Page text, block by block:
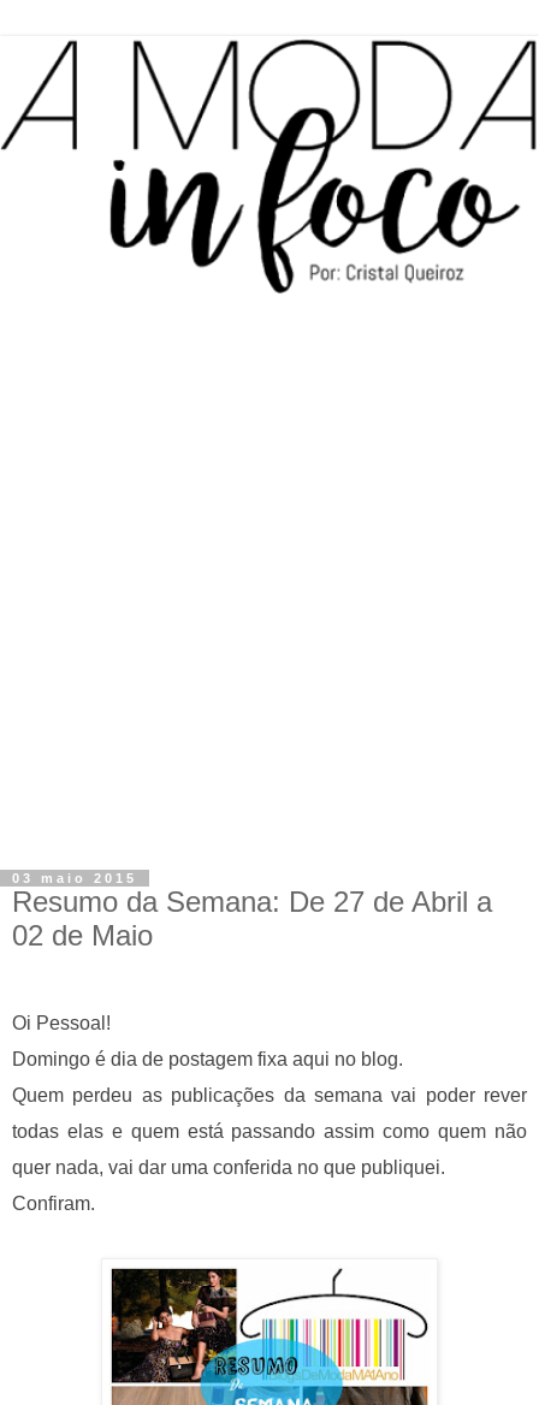
03 maio 2015
Resumo da Semana: De 27 de Abril a
02 de Maio
Oi Pessoal !
Domingo é dia de postagem fixa aqui no blog.
Quem perdeu as publicações da semana vai poder rever
todas elas e quem está passando assim como quem não
quer nada, vai dar uma conferida no que publiquei.
Confiram.